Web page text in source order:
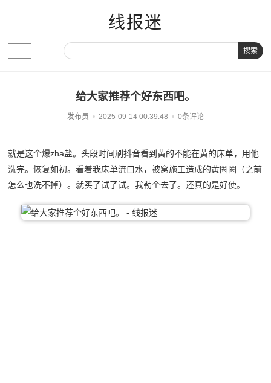
线报迷
搜索
给大家推荐个好东西吧。
发布员 2025-09-14 00:39:48 0条评论
就是这个爆zha盐。头段时间刷抖音看到黄的不能在黄的床单，用他
洗完。恢复如初。看着我床单流口水，被窝施工造成的黄圈圈（之前
怎么也洗不掉）。就买了试了试。我勒个去了。还真的是好使。